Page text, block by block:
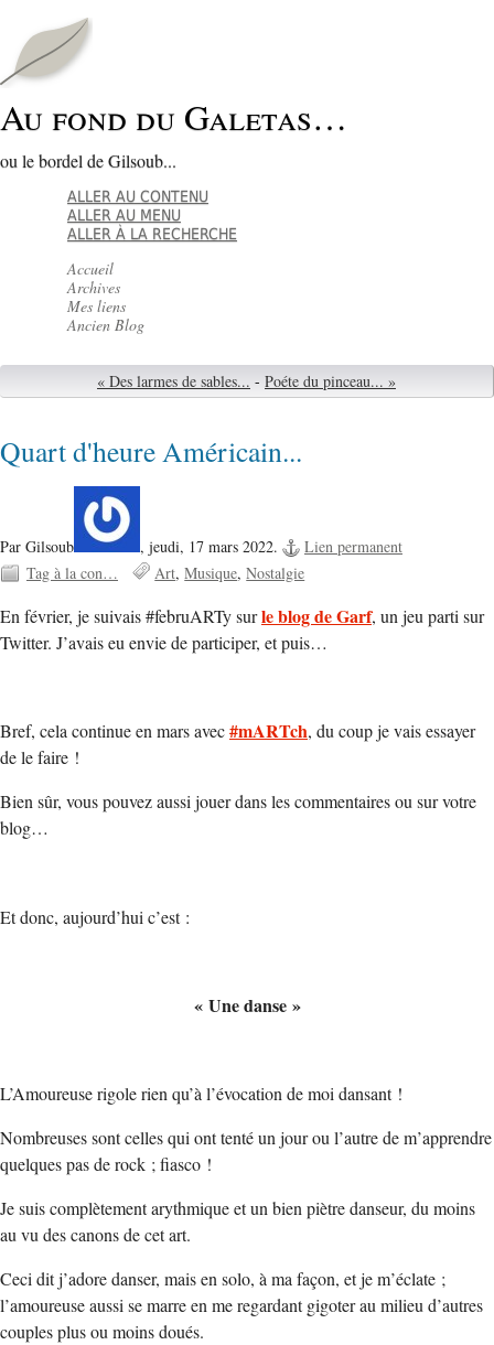
Au fond du Galetas…
ou le bordel de Gilsoub...
ALLER AU CONTENU
ALLER AU MENU
ALLER À LA RECHERCHE
Accueil
Archives
Mes liens
Ancien Blog
« Des larmes de sables... - Poéte du pinceau... »
Quart d'heure Américain...
Par Gilsoub , jeudi, 17 mars 2022.
Lien permanent
Tag à la con…
Art Musique Nostalgie
En février, je suivais #februARTy surle blog de Garf, un jeu parti sur
Twitter. J’avais eu envie de participer, et puis…
Bref, cela continue en mars avec#mARTch, du coup je vais essayer
de le faire !
Bien sûr, vous pouvez aussi jouer dans les commentaires ou sur votre
blog…
Et donc, aujourd’hui c’est :
« Une danse »
L’Amoureuse rigole rien qu’à l’évocation de moi dansant !
Nombreuses sont celles qui ont tenté un jour ou l’autre de m’apprendre
quelques pas de rock ; fiasco !
Je suis complètement arythmique et un bien piètre danseur, du moins
au vu des canons de cet art.
Ceci dit j’adore danser, mais en solo, à ma façon, et je m’éclate ;
l’amoureuse aussi se marre en me regardant gigoter au milieu d’autres
couples plus ou moins doués.